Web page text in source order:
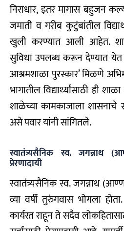
निराधार, इतर मागास बहुजन
जमाती व गरीब कुटुंबांतील
खुली करण्यात आली आहेत.
सुविधा उपलब्ध करून देण्यात
आश्रमशाळा पुरस्कार’ मिळणे
भागातील विद्यार्थ्यांसाठी ही
शाळेच्या कामकाजाला शासनाचे
असे पवार यांनी सांगितले.
स्वातंत्र्यसैनिक स्व. जगन्नाथ
प्रेरणादायी
स्वातंत्र्यसैनिक स्व. जगन्नाथ
व्या वर्षी तुरुंगवास भोगला
कार्यरत राहून ते सदैव